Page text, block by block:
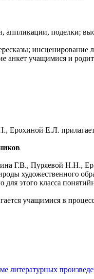
аппликации, поделки;
анкет учащимися и
Ерохиной Е.Л.
Г.В., Пуряевой Н.Н.,
художественного
этого класса
учащимися в
литературных